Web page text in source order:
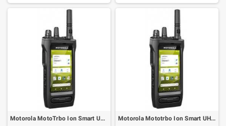
Motorola MotoTrbo Ion Smart UHF Rádio - Štandardná batéria 2850mAh Motorola Mototrbo Ion Smart UHF Rádio - Vysokokapacitná Batéria 4400mAh